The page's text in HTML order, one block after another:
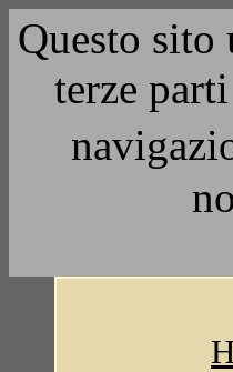
Questo
terze